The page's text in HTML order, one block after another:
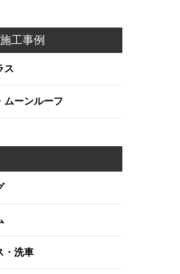
工事例
ス
ムーンルーフ
・洗車